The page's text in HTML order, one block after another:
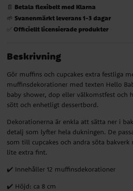
📄 Betala flexibelt med Klarna
🌱 Svanenmärkt leverans 1-3 dagar
✅ Officiellt licensierade produkter
Beskrivning
Gör muffins och cupcakes extra festliga
muffinsdekorationer med texten Hello
baby shower, dop eller välkomstfest och
sött och enhetligt dessertbord.
Dekorationerna är enkla att sätta ner i
detalj som lyfter hela dukningen. De
som till cupcakes och andra söta
lite extra fint.
✔️ Innehåller 12 muffinsdekorationer
✔️ Höjd: ca 8 cm